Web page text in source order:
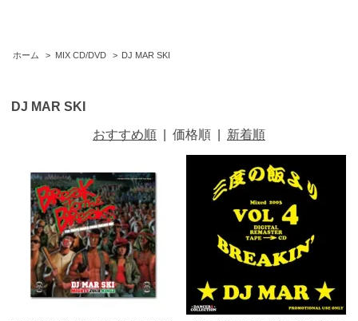
ホーム > MIX CD/DVD > DJ MAR SKI
DJ MAR SKI
おすすめ順 価格順 新着順